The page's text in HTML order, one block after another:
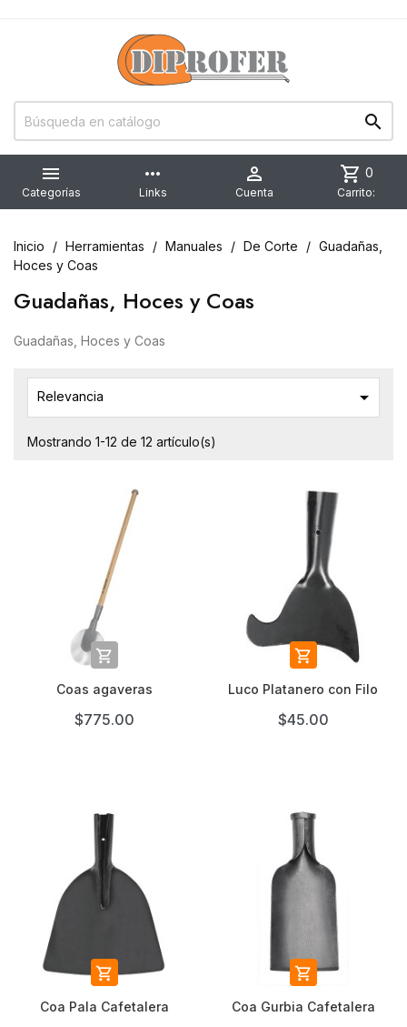


Categorías
more_horiz
Links

Cuenta
shopping_cart 0
Carrito:
Inicio Herramientas Manuales De Corte
Guadañas,
Hoces y Coas
Guadañas, Hoces y Coas
Guadañas, Hoces y Coas
Relevancia 
Mostrando 1-12 de 12 artículo(s)

Coas agaveras
$775.00

Luco Platanero con Filo
$45.00

Coa Pala Cafetalera

Coa Gurbia Cafetalera